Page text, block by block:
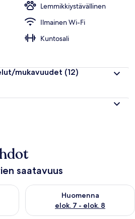
Lemmikkiystävällinen
Ilmainen Wi-Fi
Kuntosali
mukavuudet (12)
saatavuus
elok. 6 - elok. 7
Huomenna
elok. 7 - elok. 8
Tarkista huomisen saatavuus